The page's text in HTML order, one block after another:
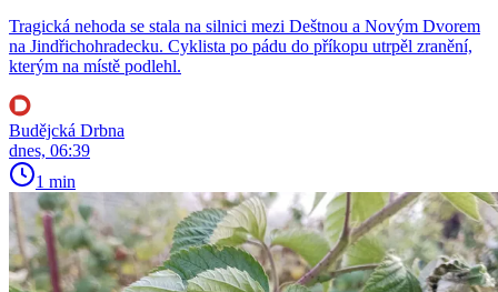
Tragická nehoda se stala na silnici mezi Deštnou a Novým Dvorem
na Jindřichohradecku. Cyklista po pádu do příkopu utrpěl zranění,
kterým na místě podlehl.
Budějcká Drbna
dnes, 06:39
1 min